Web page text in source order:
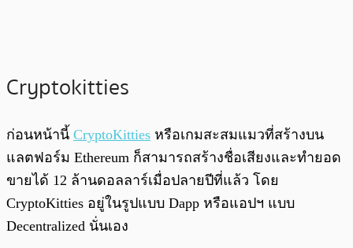
Cryptokitties
ก่อนหน้านี้ CryptoKitties หรือเกมสะสมแมวที่สร้างบน
แลตฟอร์ม Ethereum ก็สามารถสร้างชื่อเสียงและทำยอด
ขายได้ 12 ล้านดอลลาร์เมื่อปลายปีที่แล้ว โดย
CryptoKitties อยู่ในรูปแบบ Dapp หรือแอปฯ แบบ
Decentralized นั่นเอง